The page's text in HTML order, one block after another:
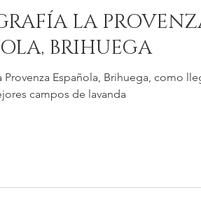
LA
BRIHUEGA
Provenza Española, Brihuega, como
campos de lavanda